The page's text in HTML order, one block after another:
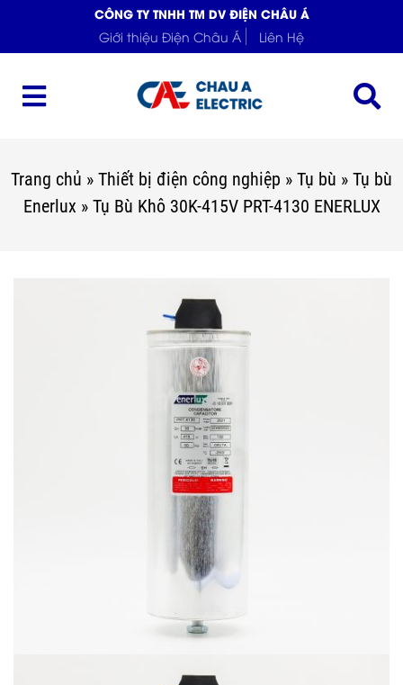
CÔNG TY TNHH TM DV ĐIỆN CHÂU Á
Giới thiệu Điện Châu Á
Liên Hệ
Trang chủ » Thiết bị điện công nghiệp » Tụ bù » Tụ bù
Enerlux » Tụ Bù Khô 30K-415V PRT-4130 ENERLUX